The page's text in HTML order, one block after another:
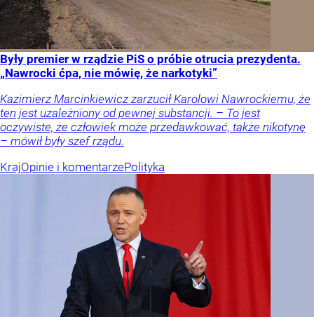
Były premier w rządzie PiS o próbie otrucia prezydenta.
„Nawrocki ćpa, nie mówię, że narkotyki”
Kazimierz Marcinkiewicz zarzucił Karolowi Nawrockiemu, że
ten jest uzależniony od pewnej substancji. – To jest
oczywiste, że człowiek może przedawkować, także nikotynę
– mówił były szef rządu.
KrajOpinie i komentarzePolityka